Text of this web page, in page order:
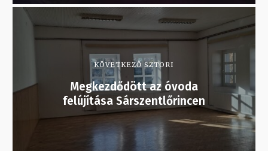
KÖVETKEZŐ SZTORI
Megkezdődött az óvoda
felújítása Sárszentlőrincen